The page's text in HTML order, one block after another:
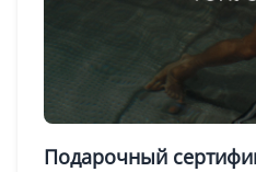
Подарочный